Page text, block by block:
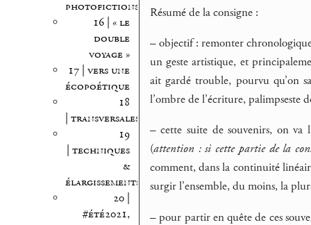
photofictions
16 | « le
double
voyage »
17 | vers une
écopoétique
18
| transversales
19
| techniques
&
élargissements
20 |
#été2021,
Résumé de la consigne :
–objectif : remonter
un geste artistique, et
ait gardé trouble, pourvu qu’on
l’ombre de l’écriture, palimpseste
–cette suite de souvenirs, on va
(attention : si cette partie de la
comment, dans la continuité
surgir l’ensemble, du moins, la
–pour partir en quête de ces